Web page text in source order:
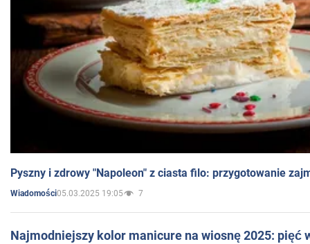
Pyszny i zdrowy "Napoleon" z ciasta filo: przygotowanie
Wiadomości05.03.2025 19:05 7
Najmodniejszy kolor manicure na wiosnę 2025: pięć